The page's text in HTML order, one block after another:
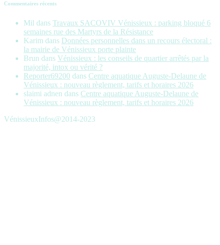
Commentaires récents
Mil dans Travaux SACOVIV Vénissieux : parking bloqué 6
semaines rue des Martyrs de la Résistance
Karim dans Données personnelles dans un recours électoral :
la mairie de Vénissieux porte plainte
Brun dans Vénissieux : les conseils de quartier arrêtés par la
majorité, intox ou vérité ?
Reporter69200 dans Centre aquatique Auguste-Delaune de
Vénissieux : nouveau règlement, tarifs et horaires 2026
slaimi adnen dans Centre aquatique Auguste-Delaune de
Vénissieux : nouveau règlement, tarifs et horaires 2026
VénissieuxInfos@2014-2023